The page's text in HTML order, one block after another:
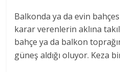
Balkonda ya da evin
karar verenlerin aklına
bahçe ya da balkon
güneş aldığı oluyor. Keza